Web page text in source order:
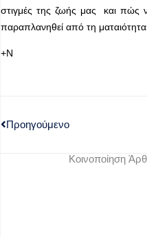
στιγμές της ζωής μας και πώς
παραπλανηθεί από τη
+Ν
Προηγούμενο
Κοινοποίηση